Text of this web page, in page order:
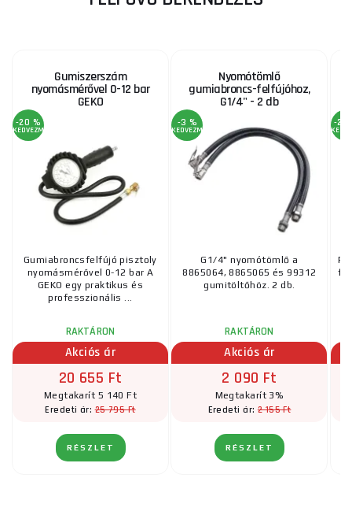
Gumiszerszám
nyomásmérővel 0-12 bar
GEKO
-20 %
KEDVEZMÉNY
Gumiabroncsfelfújó pisztoly
nyomásmérővel 0-12 bar A
GEKO egy praktikus és
professzionális ...
RAKTÁRON
Akciós ár
20 655 Ft
Megtakarít 5 140 Ft
Eredeti ár:25 795 Ft
RÉSZLET
Nyomótömlő
gumiabroncs-felfújóhoz,
G1/4" - 2 db
-3 %
KEDVEZMÉNY
G1/4" nyomótömlő a
8865064, 8865065 és 99312
gumitöltőhöz. 2 db.
RAKTÁRON
Akciós ár
2 090 Ft
Megtakarít 3%
Eredeti ár:2 155 Ft
RÉSZLET
-26